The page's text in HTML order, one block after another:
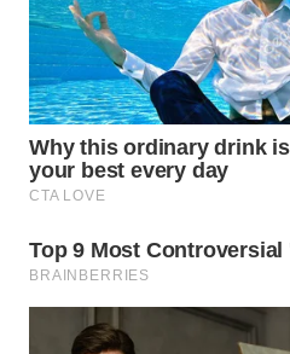
WN
MADURA
WN
SURABAYA
NATUNA
BINTAN